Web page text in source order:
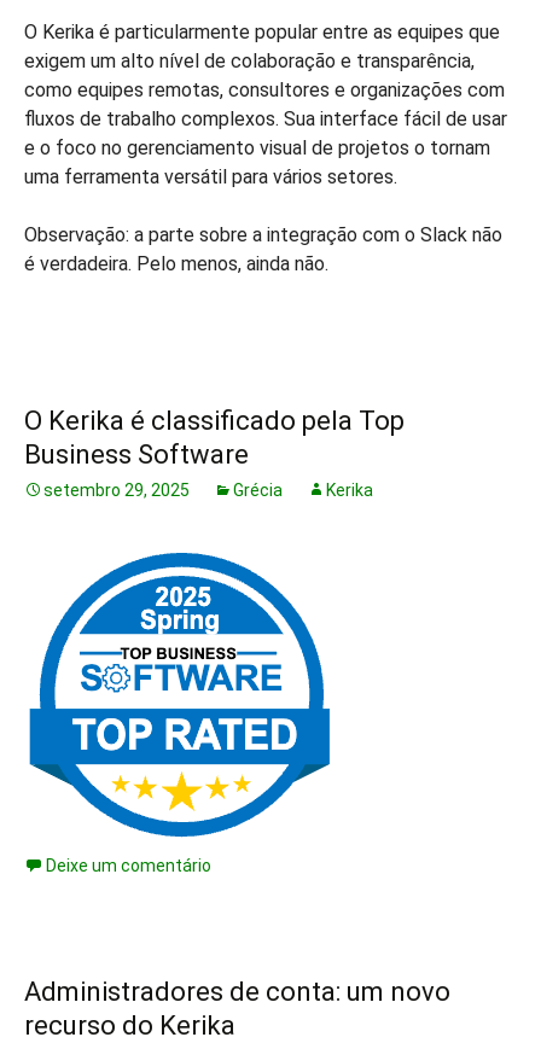
O Kerika é particularmente popular entre as equipes que
exigem um alto nível de colaboração e transparência,
como equipes remotas, consultores e organizações com
fluxos de trabalho complexos. Sua interface fácil de usar
e o foco no gerenciamento visual de projetos o tornam
uma ferramenta versátil para vários setores.
Observação: a parte sobre a integração com o Slack não
é verdadeira. Pelo menos, ainda não.
O Kerika é classificado pela Top
Business Software
setembro 29, 2025 Grécia Kerika
Deixe um comentário
Administradores de conta: um novo
recurso do Kerika